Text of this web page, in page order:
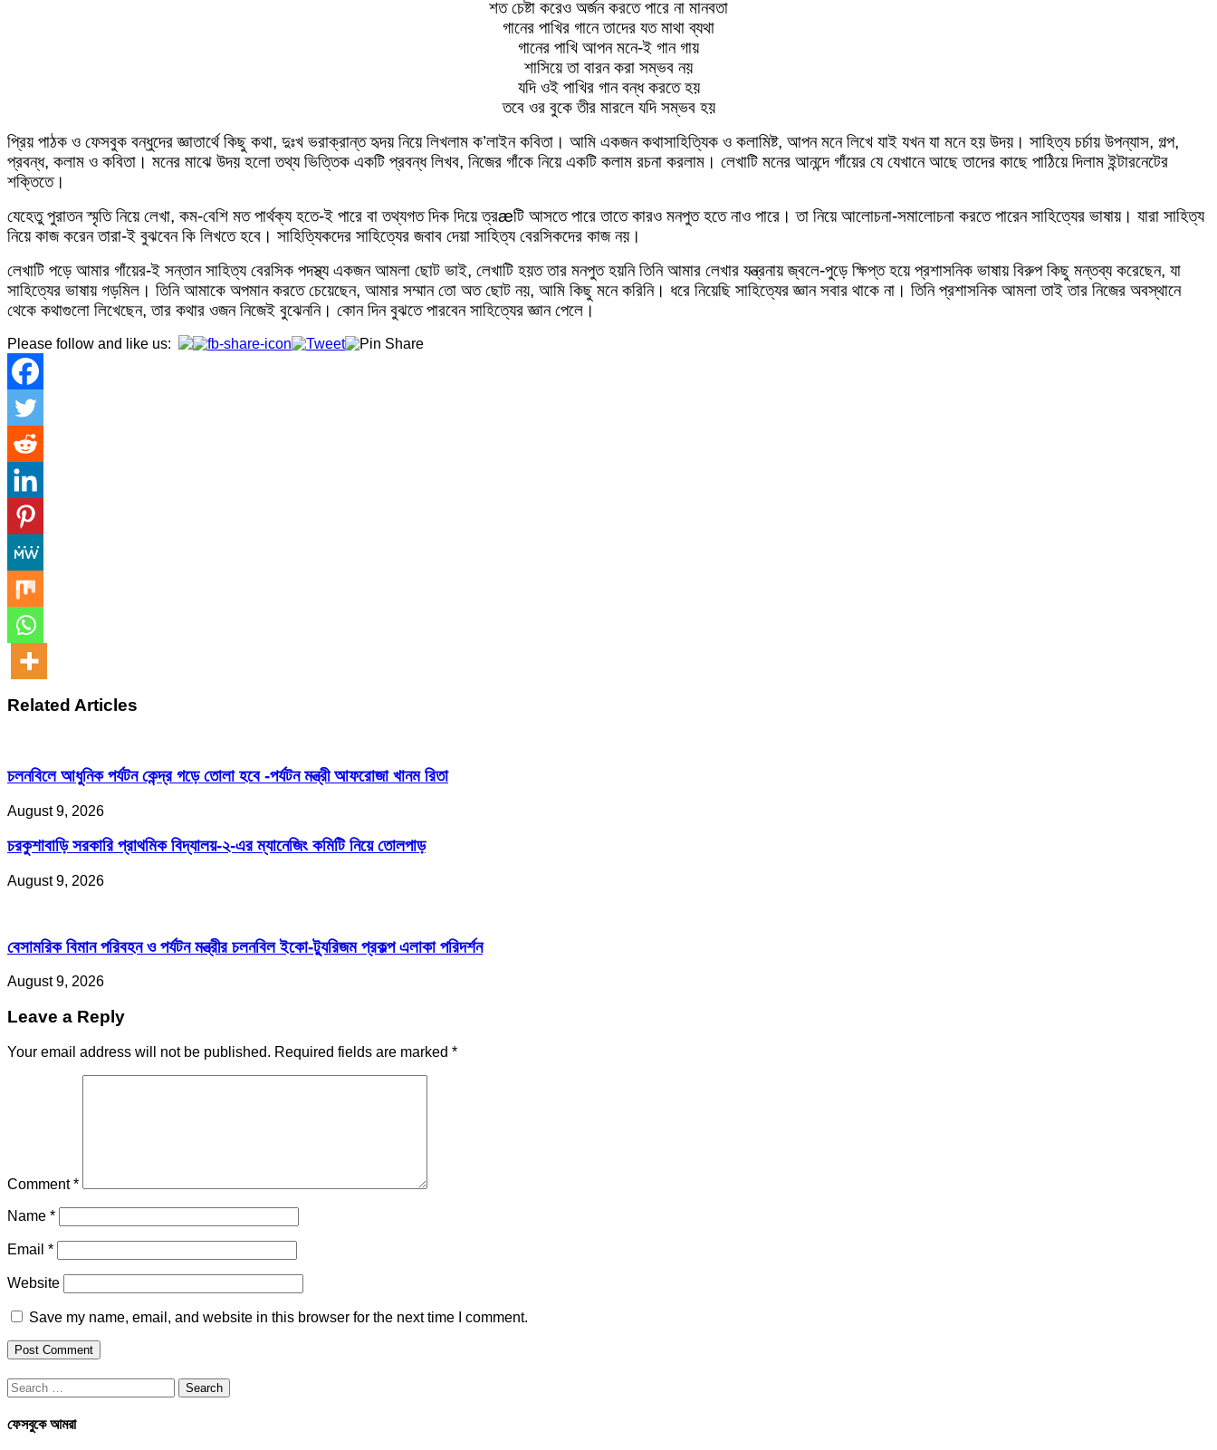
শত চেষ্টা করেও অর্জন করতে পারে না মানবতা
গানের পাখির গানে তাদের যত মাথা ব্যথা
গানের পাখি আপন মনে-ই গান গায়
শাসিয়ে তা বারন করা সম্ভব নয়
যদি ওই পাখির গান বন্ধ করতে হয়
তবে ওর বুকে তীর মারলে যদি সম্ভব হয়
প্রিয় পাঠক ও ফেসবুক বন্ধুদের জ্ঞাতার্থে কিছু কথা, দুঃখ ভরাক্রান্ত হৃদয় নিয়ে লিখলাম ক’লাইন কবিতা। আমি একজন কথাসাহিত্যিক ও কলামিষ্ট, আপন মনে লিখে যাই যখন যা মনে হয় উদয়। সাহিত্য চর্চায় উপন্যাস, গল্প,
প্রবন্ধ, কলাম ও কবিতা। মনের মাঝে উদয় হলো তথ্য ভিত্তিক একটি প্রবন্ধ লিখব, নিজের গাঁকে নিয়ে একটি কলাম রচনা করলাম। লেখাটি মনের আনন্দে গাঁয়ের যে যেখানে আছে তাদের কাছে পাঠিয়ে দিলাম ইন্টারনেটের
শক্তিতে।
যেহেতু পুরাতন স্মৃতি নিয়ে লেখা, কম-বেশি মত পার্থক্য হতে-ই পারে বা তথ্যগত দিক দিয়ে ত্রæটি আসতে পারে তাতে কারও মনপুত হতে নাও পারে। তা নিয়ে আলোচনা-সমালোচনা করতে পারেন সাহিত্যের ভাষায়। যারা সাহিত্য
নিয়ে কাজ করেন তারা-ই বুঝবেন কি লিখতে হবে। সাহিত্যিকদের সাহিত্যের জবাব দেয়া সাহিত্য বেরসিকদের কাজ নয়।
লেখাটি পড়ে আমার গাঁয়ের-ই সন্তান সাহিত্য বেরসিক পদস্থ্য একজন আমলা ছোট ভাই, লেখাটি হয়ত তার মনপুত হয়নি তিনি আমার লেখার যন্ত্রনায় জ্বলে-পুড়ে ক্ষিপ্ত হয়ে প্রশাসনিক ভাষায় বিরুপ কিছু মন্তব্য করেছেন, যা
সাহিত্যের ভাষায় গড়মিল। তিনি আমাকে অপমান করতে চেয়েছেন, আমার সম্মান তো অত ছোট নয়, আমি কিছু মনে করিনি। ধরে নিয়েছি সাহিত্যের জ্ঞান সবার থাকে না। তিনি প্রশাসনিক আমলা তাই তার নিজের অবস্থানে
থেকে কথাগুলো লিখেছেন, তার কথার ওজন নিজেই বুঝেননি। কোন দিন বুঝতে পারবেন সাহিত্যের জ্ঞান পেলে।
Please follow and like us:
Related Articles
চলনবিলে আধুনিক পর্যটন কেন্দ্র গড়ে তোলা হবে -পর্যটন মন্ত্রী আফরোজা খানম রিতা
August 9, 2026
চরকুশাবাড়ি সরকারি প্রাথমিক বিদ্যালয়-২-এর ম্যানেজিং কমিটি নিয়ে তোলপাড়
August 9, 2026
বেসামরিক বিমান পরিবহন ও পর্যটন মন্ত্রীর চলনবিল ইকো-ট্যুরিজম প্রকল্প এলাকা পরিদর্শন
August 9, 2026
Leave a Reply
Your email address will not be published. Required fields are marked *
Comment*
Name *
Email *
Website
Save my name, email, and website in this browser for the next time I comment.
Search
for:
ফেসবুকে আমরা